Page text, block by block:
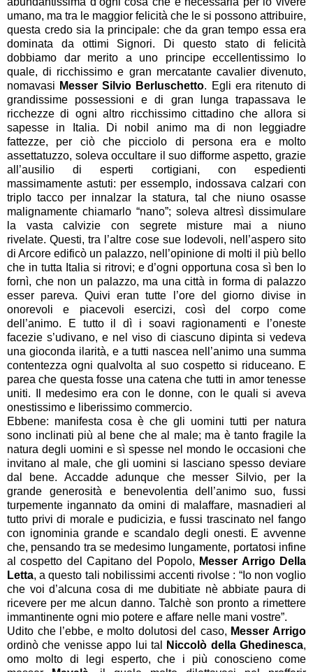
umano, ma tra le maggior felicità che le si possono attribuire,
questa credo sia la principale: che da gran tempo essa era
dominata da ottimi Signori. Di questo stato di felicità
dobbiamo dar merito a uno principe eccellentissimo lo
quale, di ricchissimo e gran mercatante cavalier divenuto,
nomavasi Messer Silvio Berluschetto. Egli era ritenuto di
grandissime possessioni e di gran lunga trapassava le
ricchezze di ogni altro ricchissimo cittadino che allora si
sapesse in Italia.
Di nobil animo ma di non leggiadre
fattezze, per ciò che picciolo di persona era e molto
assettatuzzo, soleva occultare il suo difforme aspetto, grazie
all’ausilio di esperti cortigiani, con espedienti
massimamente astuti: per essemplo, indossava calzari con
triplo tacco per innalzar la statura, tal che niuno osasse
malignamente chiamarlo “nano”; soleva altresì dissimulare
la vasta calvizie con segrete misture mai a niuno
rivelate.Questi, tra l’altre cose sue lodevoli, nell’aspero sito
di Arcore edificò un palazzo, nell’opinione di molti il più bello
che in tutta Italia si ritrovi; e d’ogni opportuna cosa sì ben lo
fornì, che non un palazzo, ma una città in forma di palazzo
esser pareva. Quivi eran tutte l’ore del giorno divise in
onorevoli e piacevoli esercizi, così del corpo come
dell’animo. E tutto il dì i soavi ragionamenti e l’oneste
facezie s’udivano, e nel viso di ciascuno dipinta si vedeva
una gioconda ilarità, e a tutti nascea nell’animo una summa
contentezza ogni qualvolta al suo cospetto si riduceano. E
parea che questa fosse una catena che tutti in amor tenesse
uniti. Il medesimo era con le donne, con le quali si aveva
onestissimo e liberissimo commercio.
Ebbene: manifesta cosa è che gli uomini tutti per natura
sono inclinati più al bene che al male; ma è tanto fragile la
natura degli uomini e sì spesse nel mondo le occasioni che
invitano al male, che gli uomini si lasciano spesso deviare
dal bene. Accadde adunque che messer Silvio, per la
grande generosità e benevolentia dell’animo suo, fussi
turpemente ingannato da omini di malaffare, masnadieri al
tutto privi di morale e pudicizia, e fussi trascinato nel fango
con ignominia grande e scandalo degli onesti. E avvenne
che, pensando tra se medesimo lungamente, portatosi infine
al cospetto del Capitano del Popolo, Messer Arrigo Della
Letta, a questo tali nobilissimi accenti rivolse : “Io non voglio
che voi d’alcuna cosa di me dubitiate nè abbiate paura di
ricevere per me alcun danno. Talchè son pronto a rimettere
immantinente ogni mio potere e affare nelle mani vostre”.
Udito che l’ebbe, e molto dolutosi del caso, Messer Arrigo
ordinò che venisse appo lui tal
Niccolò della Ghedinesca,
omo molto di legi esperto, che i più conoscieno come